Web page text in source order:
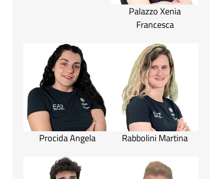
Palazzo Xenia
Francesca
Procida Angela Rabbolini Martina